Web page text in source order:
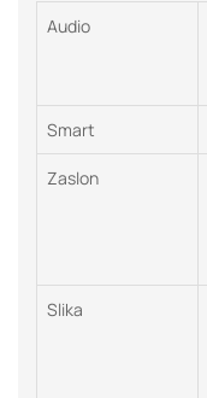
Audio
Smart
Zaslon
Slika